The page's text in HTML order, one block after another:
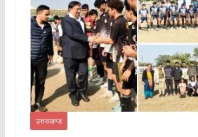
उत्तराखण्ड